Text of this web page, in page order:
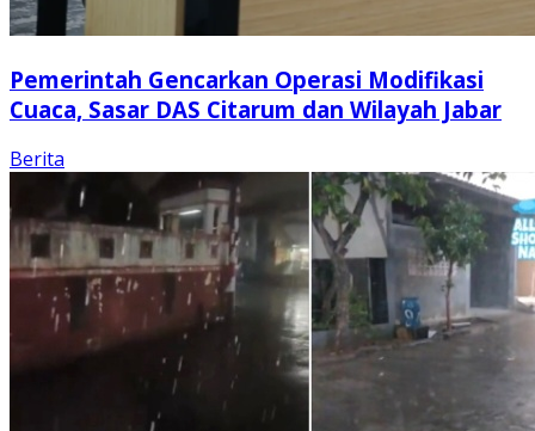
Pemerintah Gencarkan Operasi Modifikasi
Cuaca, Sasar DAS Citarum dan Wilayah Jabar
Berita